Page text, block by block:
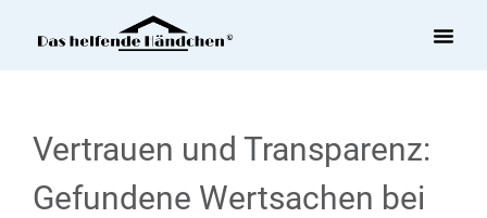
Uncategorized
Vertrauen und Transparenz:
Gefundene Wertsachen bei